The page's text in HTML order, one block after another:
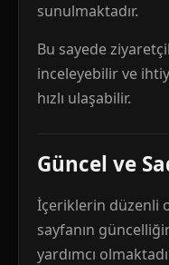
sunulmaktadır.
Bu sayede
inceleyebilir ve
hızlı ulaşabilir.
Güncel ve
İçeriklerin düzenli
sayfanın
yardımcı